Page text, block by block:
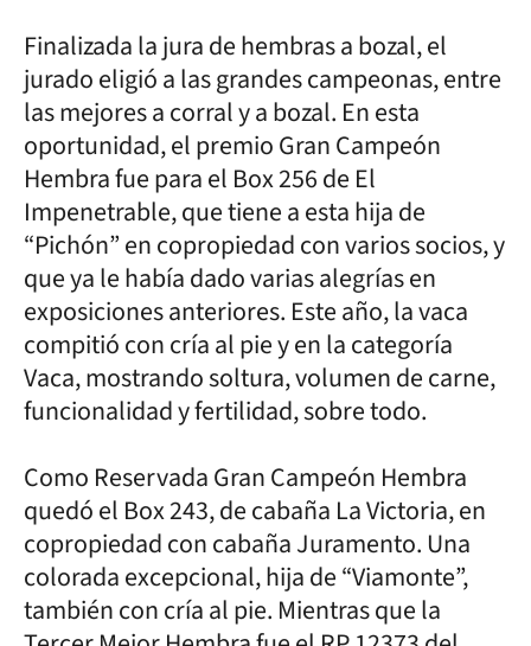
Finalizada la jura de hembras a bozal, el
jurado eligió a las grandes campeonas, entre
las mejores a corral y a bozal. En esta
oportunidad, el premio Gran Campeón
Hembra fue para el Box 256 de El
Impenetrable, que tiene a esta hija de
“Pichón” en copropiedad con varios socios, y
que ya le había dado varias alegrías en
exposiciones anteriores. Este año, la vaca
compitió con cría al pie y en la categoría
Vaca, mostrando soltura, volumen de carne,
funcionalidad y fertilidad, sobre todo.
Como Reservada Gran Campeón Hembra
quedó el Box 243, de cabaña La Victoria, en
copropiedad con cabaña Juramento. Una
colorada excepcional, hija de “Viamonte”,
también con cría al pie. Mientras que la